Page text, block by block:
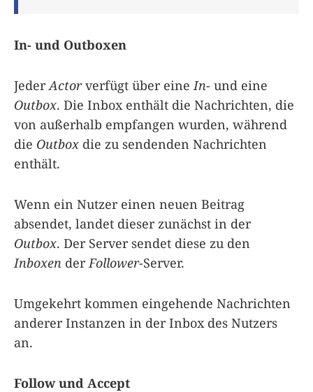
In- und Outboxen
JederActorverfügt über eine In- und eine
Outbox. Die Inbox enthält die Nachrichten, die
von außerhalb empfangen wurden, während
die Outbox die zu sendenden Nachrichten
enthält.
Wenn ein Nutzer einen neuen Beitrag
absendet, landet dieser zunächst in der
Outbox. Der Server sendet diese zu den
Inboxen der Follower-Server.
Umgekehrt kommen eingehende Nachrichten
anderer Instanzen in der Inbox des Nutzers
an.
Follow und Accept